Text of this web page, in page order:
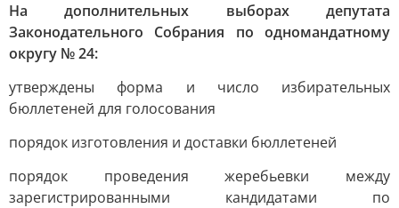
На дополнительных выборах депутата
Законодательного Собрания по одномандатному
округу № 24:
утверждены форма и число избирательных
бюллетеней для голосования
порядок изготовления и доставки бюллетеней
порядок проведения жеребьевки между
зарегистрированными кандидатами по